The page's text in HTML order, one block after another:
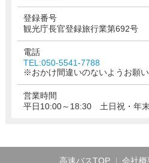
登録番号
観光庁長官登録旅行業第692号
電話
TEL:050-5541-7788
※おかけ間違いのないようお願い
営業時間
平日10:00～18:30 土日祝・年
高速バスTOP 会社概